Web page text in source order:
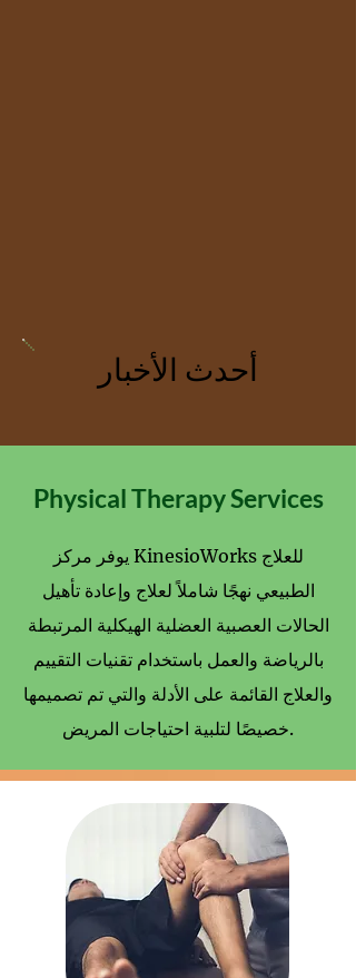
أحدث الأخبار
Physical Therapy Services
يوفر مركز KinesioWorks للعلاج
الطبيعي نهجًا شاملاً لعلاج وإعادة تأهيل
الحالات العصبية العضلية الهيكلية المرتبطة
بالرياضة والعمل باستخدام تقنيات التقييم
والعلاج القائمة على الأدلة والتي تم تصميمها
خصيصًا لتلبية احتياجات المريض.